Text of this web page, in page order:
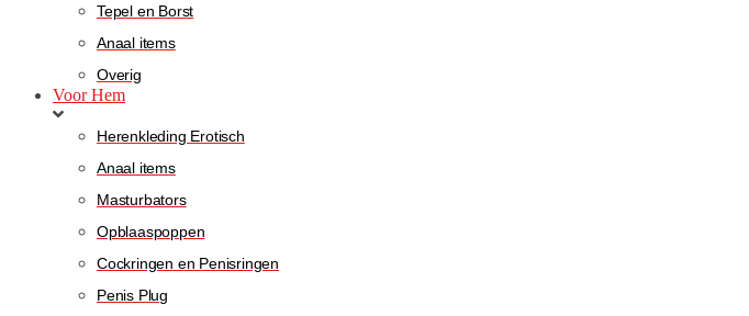
Tepel en Borst
Anaal items
Overig
Voor Hem
Herenkleding Erotisch
Anaal items
Masturbators
Opblaaspoppen
Cockringen en Penisringen
Penis Plug